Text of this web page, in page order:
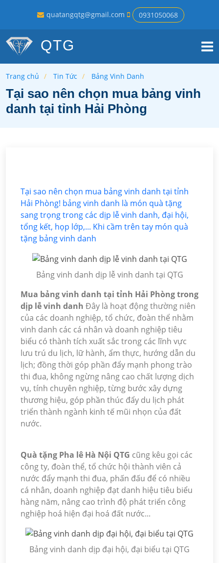
quatangqtg@gmail.com 0931050068
QTG
Trang chủ Tin Tức Bảng Vinh Danh
Tại sao nên chọn mua bảng vinh
danh tại tỉnh Hải Phòng
Tại sao nên chọn mua bảng vinh danh tại tỉnh
Hải Phòng! bảng vinh danh là món quà tặng
sang trọng trong các dịp lễ vinh danh, đại hội,
tổng kết, họp lớp,... Khi cầm trên tay món quà
tặng bảng vinh danh
Bảng vinh danh dịp lễ vinh danh tại QTG
Mua bảng vinh danh tại tỉnh Hải Phòng trong
dịp lễ vinh danh Đây là hoạt động thường niên
của các doanh nghiệp, tổ chức, đoàn thể nhằm
vinh danh các cá nhân và doanh nghiệp tiêu
biểu có thành tích xuất sắc trong các lĩnh vực
lưu trú du lịch, lữ hành, ẩm thực, hướng dẫn du
lịch; đồng thời góp phần đẩy mạnh phong trào
thi đua, không ngừng nâng cao chất lượng dịch
vụ, tính chuyên nghiệp, từng bước xây dựng
thương hiệu, góp phần thúc đẩy du lịch phát
triển thành ngành kinh tế mũi nhọn của đất
nước.
Quà tặng Pha lê Hà Nội QTG cũng kêu gọi các
công ty, đoàn thể, tổ chức hội thành viên cả
nước đẩy mạnh thi đua, phấn đấu để có nhiều
cá nhân, doanh nghiệp đạt danh hiệu tiêu biểu
hàng năm, nâng cao trình độ phát triển công
nghiệp hoá hiện đại hoá đất nước...
Bảng vinh danh dịp đại hội, đại biểu tại QTG